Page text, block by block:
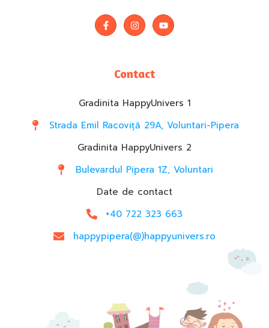
Contact
Gradinita HappyUnivers 1
Strada Emil Racoviță 29A, Voluntari-Pipera
Gradinita HappyUnivers 2
Bulevardul Pipera 1Z, Voluntari
Date de contact
+40 722 323 663
happypipera(@)happyunivers.ro